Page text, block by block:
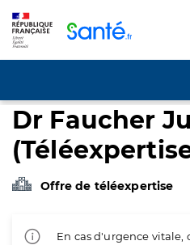
Dr Faucher
Offre de téléexpertise
En cas d'urgence vitale,